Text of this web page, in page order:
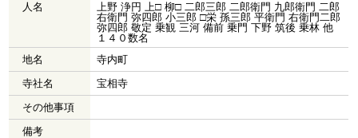
人名
上野 浄円 上□ 柳□ 二郎三郎 二郎衛門 九郎衛門 二郎
右衛門 弥四郎 小三郎 □栄 孫三郎 平衛門 右衛門二郎
弥四郎 敬定 乗観 三河 備前 乗門 下野 筑後 乗林 他
１４０数名
地名
寺内町
寺社名
宝相寺
その他事項
備考